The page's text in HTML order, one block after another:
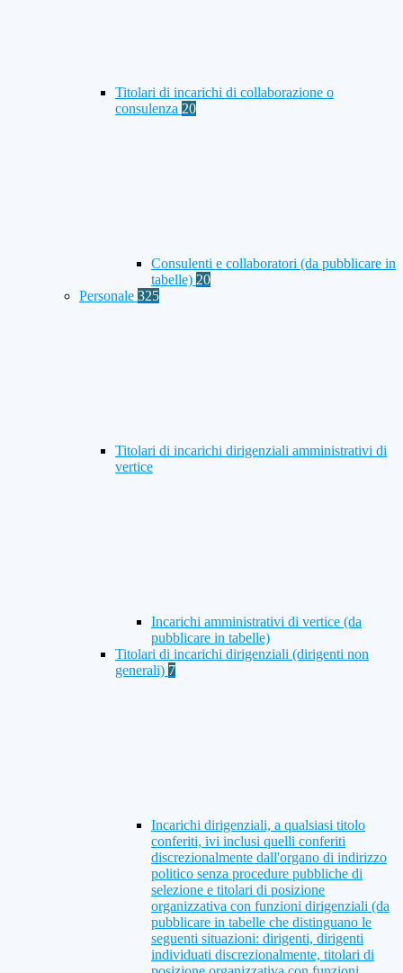
Titolari di incarichi di collaborazione o
consulenza 20
Consulenti e collaboratori (da pubblicare in
tabelle) 20
Personale 325
Titolari di incarichi dirigenziali amministrativi di
vertice
Incarichi amministrativi di vertice (da
pubblicare in tabelle)
Titolari di incarichi dirigenziali (dirigenti non
generali) 7
Incarichi dirigenziali, a qualsiasi titolo
conferiti, ivi inclusi quelli conferiti
discrezionalmente dall'organo di indirizzo
politico senza procedure pubbliche di
selezione e titolari di posizione
organizzativa con funzioni dirigenziali (da
pubblicare in tabelle che distinguano le
seguenti situazioni: dirigenti, dirigenti
individuati discrezionalmente, titolari di